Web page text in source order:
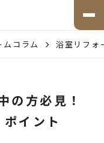
ムコラム 浴室リフォ
の方必見！
イント